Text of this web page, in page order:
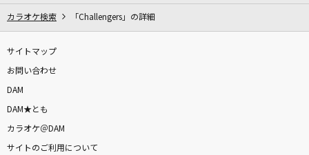
カラオケ検索 「Challengers」の詳細
サイトマップ
お問い合わせ
DAM
DAM★とも
カラオケ＠DAM
サイトのご利用について